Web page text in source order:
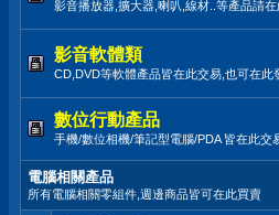
影音播放器,擴大器,喇叭,線材..等產品請
影音軟體類
CD,DVD等軟體產品皆在此交易,也可在此
數位行動產品
手機/數位相機/筆記型電腦/PDA 皆在此交
電腦相關產品
所有電腦相關零組件,週邊商品皆可在此買賣